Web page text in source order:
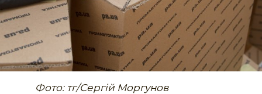
Фото: тг/Сергій Моргунов